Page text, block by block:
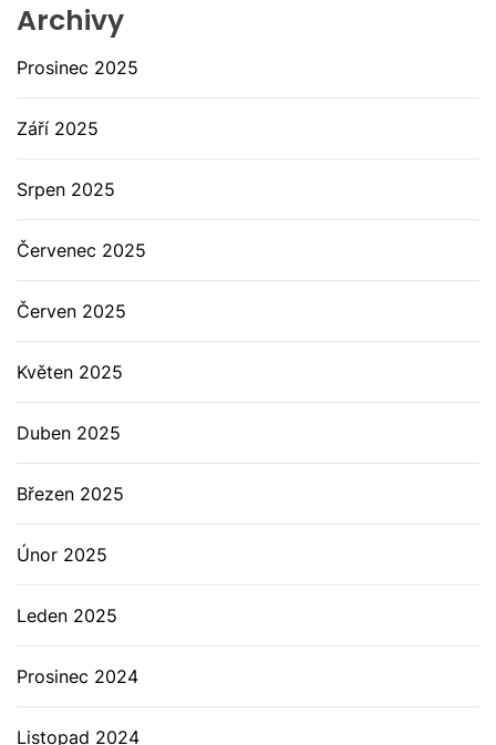
Archivy
Prosinec 2025
Září 2025
Srpen 2025
Červenec 2025
Červen 2025
Květen 2025
Duben 2025
Březen 2025
Únor 2025
Leden 2025
Prosinec 2024
Listopad 2024